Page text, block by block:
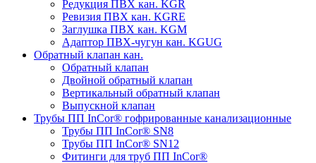
Редукция ПВХ кан. KGR
Ревизия ПВХ кан. KGRE
Заглушка ПВХ кан. KGM
Адаптор ПВХ-чугун кан. KGUG
Обратный клапан кан.
Обратный клапан
Двойной обратный клапан
Вертикальный обратный клапан
Выпускной клапан
Трубы ПП InCor® гофри­рованные канализационные
Трубы ПП InCor® SN8
Трубы ПП InCor® SN12
Фитинги для труб ПП InCor®